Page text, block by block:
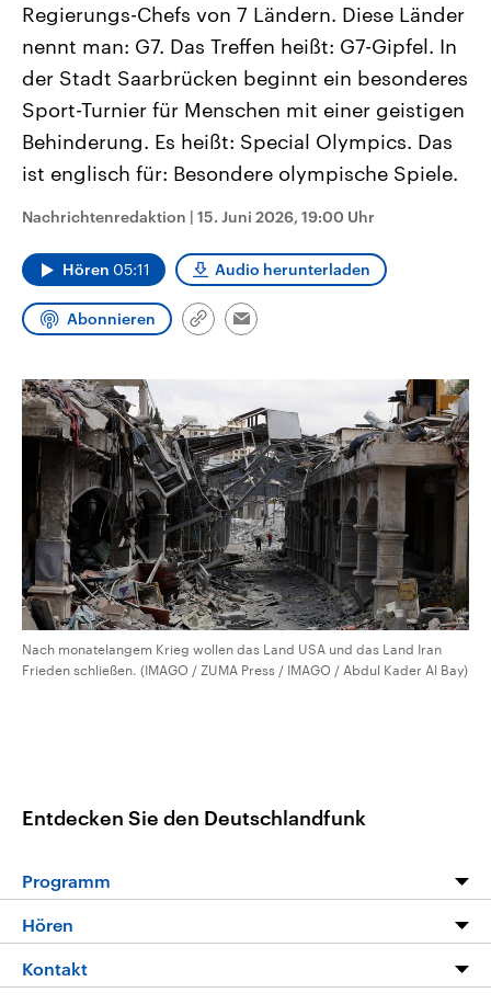
Bundesland von einer Koalition aus
CDU, SPD und FDP regiert.-
Umfragen, Prognosen,
Wahlprogramme, aktuelle Berichte
und Hintergründe zu den Parteien
und Kandidaten der anstehenden
Wahl.
mit großem Einfluss auf
aktuelle Weltgeschehen.
Sendungen Programm Podcasts
Audio-Archiv
Regierungs-Chefs von 7 Ländern. Diese Länder
nennt man: G7. Das Treffen heißt: G7-Gipfel. In
der Stadt Saarbrücken beginnt ein besonderes
Sport-Turnier für Menschen mit einer geistigen
Behinderung. Es heißt: Special Olympics. Das
ist englisch für: Besondere olympische Spiele.
Nachrichtenredaktion | 15. Juni 2026, 19:00 Uhr
Hören 05:11 Audio herunterladen
Abonnieren
Link
Email
Nach monatelangem Krieg wollen das Land USA und das Land Iran
Frieden schließen. (IMAGO / ZUMA Press / IMAGO / Abdul Kader Al Bay)
Entdecken Sie den Deutschlandfunk
Programm
Programm
Die Nachrichten
Hören
Livestream
Kontakt